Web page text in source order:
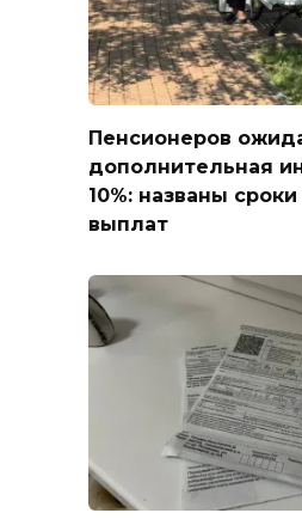
Пенсионеров
дополнительная
10%: названы
выплат